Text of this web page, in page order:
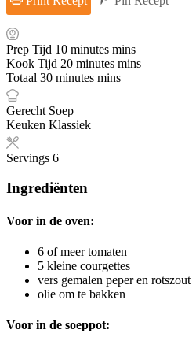
Prep Tijd 10 minutes mins
Kook Tijd 20 minutes mins
Totaal 30 minutes mins
Gerecht Soep
Keuken Klassiek
Servings 6
Ingrediënten
Voor in de oven:
6 of meer tomaten
5 kleine courgettes
vers gemalen peper en rotszout
olie om te bakken
Voor in de soeppot: